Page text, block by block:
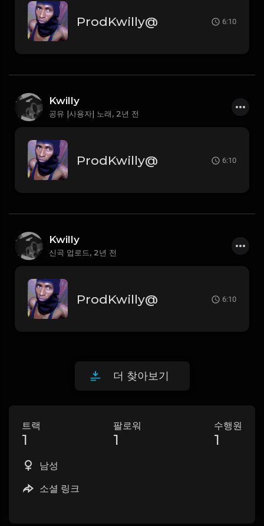
ProdKwilly@ 6:10
Kwilly
공유 |사용자| 노래, 2년 전
ProdKwilly@ 6:10
Kwilly
신곡 업로드, 2년 전
ProdKwilly@ 6:10
더 찾아보기
트랙
1
팔로워
1
수행원
1
남성
소셜 링크